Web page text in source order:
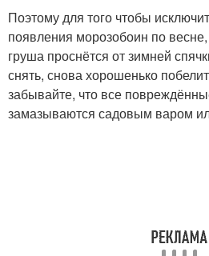
Поэтому для того чтобы
появления морозобоин по весне,
груша проснётся от зимней
снять, снова хорошенько
забывайте, что все
замазываются садовым варом